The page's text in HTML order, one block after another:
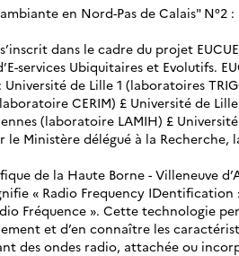
en Nord-Pas de Calais" N°2 :
dans le cadre du projet
services Ubiquitaires et Evolutifs.
de Lille 1 (laboratoires
CERIM) £ Université de
(laboratoire LAMIH) £
le Ministère délégué à la Recherche,
de la Haute Borne - Villeneuve
« Radio Frequency IDentification
Fréquence ». Cette technologie
et d’en connaître les
des ondes radio, attachée ou